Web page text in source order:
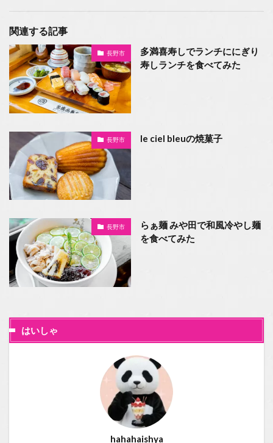
関連する記事
長野市
多満喜寿しでランチににぎり
寿しランチを食べてみた
長野市 le ciel bleuの焼菓子
長野市
らぁ麺 みや田で和風冷やし麺
を食べてみた
はいしゃ
hahahaishya